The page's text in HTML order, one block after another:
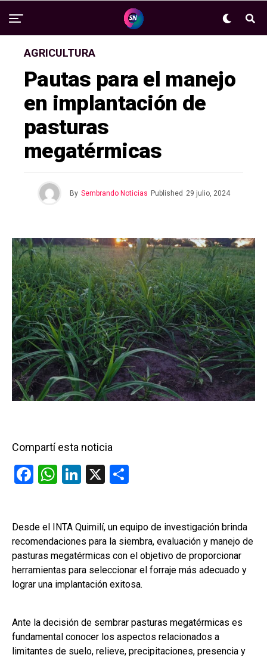
AGRICULTURA
Pautas para el manejo
en implantación de
pasturas
megatérmicas
By Sembrando Noticias Published 29 julio, 2024
Compartí esta noticia
F
b
o
o
k
W
s
A
p
p
Li
dI
n
X
p
ar
tir
Desde el INTA Quimilí, un equipo de investigación brinda
recomendaciones para la siembra, evaluación y manejo de
pasturas megatérmicas con el objetivo de proporcionar
herramientas para seleccionar el forraje más adecuado y
lograr una implantación exitosa.
Ante la decisión de sembrar pasturas megatérmicas es
fundamental conocer los aspectos relacionados a
limitantes de suelo, relieve, precipitaciones, presencia y